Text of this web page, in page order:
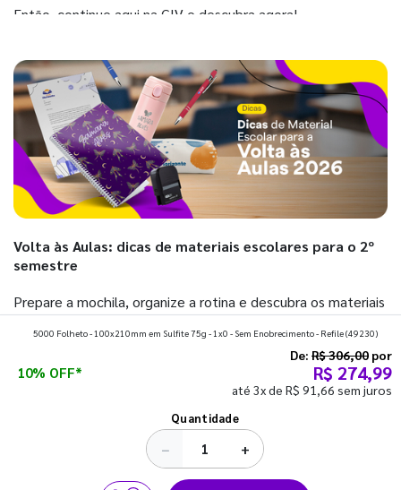
Então, continue aqui na GIV e descubra agora!
Volta às Aulas: dicas de materiais escolares para o 2º
semestre
Prepare a mochila, organize a rotina e descubra os materiais
que fazem toda diferença para começar o segundo
5000 Folheto - 100x210mm em Sulfite 75g - 1x0 - Sem Enobrecimento - Refile(49230)
10% OFF*
De: R$ 306,00 por
R$ 274,99
até 3x de R$ 91,66 sem juros
Quantidade
− +